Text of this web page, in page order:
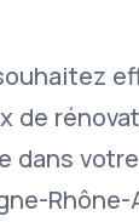
de
dans